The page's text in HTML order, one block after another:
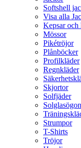
Softshell
Visa alla
Kepsar och
Mössor
Pikétröjor
Plånböcker
Profilkläder
Regnkläder
Skjortor
Solfjäder
Solglasögon
Strumpor
T-Shirts
Tröjor